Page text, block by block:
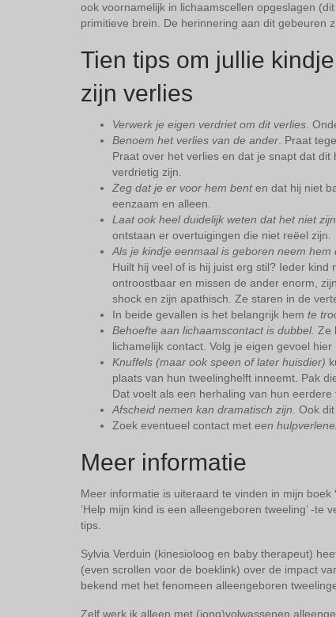
ook voornamelijk in lichaamscellen opgeslagen
primitieve brein. De herinnering aan dit gebeuren
Tien tips om jullie
zijn verlies
Verwerk je eigen verdriet om dit verlies.
Benoem het verlies van de ander. Praat
Praat over het verlies en dat je snapt dat
verdrietig zijn.
Zeg dat je er voor hem benten dat hij niet
eenzaam en alleen.
Laat ook heel duidelijk weten dat het niet
ontstaan er overtuigingen die niet reëel zijn.
Als je kindje eenmaal is geboren neem hem
Huilt hij veel of is hij juist erg stil? Ieder
ontroostbaar en missen de ander enorm,
shock en zijn apathisch. Ze staren in de
In beide gevallen is het belangrijk hem te
Behoefte aan lichaamscontact is dubbel. Ze
lichamelijk contact. Volg je eigen gevoel hier
Knuffels (maar ook speen of later huisdier)
plaats van hun tweelinghelft inneemt. Pak
Dat voelt als een herhaling van hun
Afscheid nemen kan dramatisch zijn. Ook
Zoek eventueel contact met een
Meer informatie
Meer informatie is uiteraard te vinden in mijn boek ‘
‘Help mijn kind is een alleengeboren tweeling’ -
tips.
Sylvia Verduin (kinesioloog en baby therapeut)
(even scrollen voor de boeklink) over de impact
bekend met het fenomeen alleengeboren
Zelf werk ik alleen met (jong)volwassenen